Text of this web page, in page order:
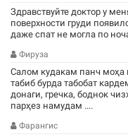
Здравствуйте доктор у
поверхности груди
даже спат не могла по
Фируза
Салом кудакам панч
табиб бурда табобат
донаги, гречка, боднок
парҳез намудам ....
Фарангис